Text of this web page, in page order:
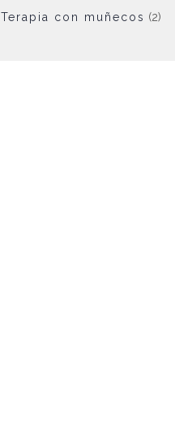
Terapia con muñecos (2)